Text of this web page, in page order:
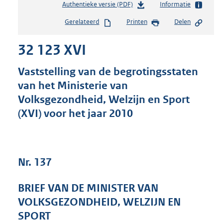
Authentieke versie (PDF)b
s
s
r
K
b
Informatie
Gerelateerd Printen Delen
32 123 XVI
Vaststelling van de begrotingsstaten
van het Ministerie van
Volksgezondheid, Welzijn en Sport
(XVI) voor het jaar 2010
Nr. 137
BRIEF VAN DE MINISTER VAN
VOLKSGEZONDHEID, WELZIJN EN
SPORT